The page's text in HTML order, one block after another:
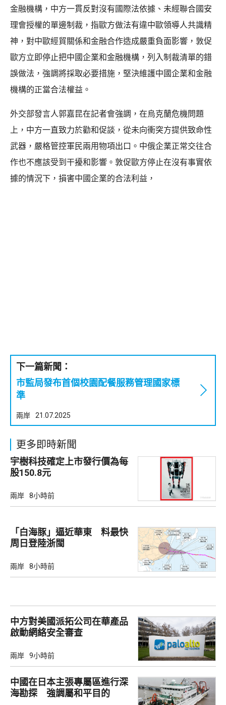
金融機構，中方一貫反對沒有國際法依據、未經聯合國安
理會授權的單邊制裁，指歐方做法有違中歐領導人共識精
神，對中歐經貿關係和金融合作造成嚴重負面影響，敦促
歐方立即停止把中國企業和金融機構，列入制裁清單的錯
誤做法，強調將採取必要措施，堅決維護中國企業和金融
機構的正當合法權益。
外交部發言人郭嘉昆在記者會強調，在烏克蘭危機問題
上，中方一直致力於勸和促談，從未向衝突方提供致命性
武器，嚴格管控軍民兩用物項出口。中俄企業正常交往合
作也不應該受到干擾和影響。敦促歐方停止在沒有事實依
據的情況下，損害中國企業的合法利益，
下一篇新聞：
市監局發布首個校園配餐服務管理國家標
準
兩岸 21.07.2025
更多即時新聞
宇樹科技確定上市發行價為每
股150.8元
兩岸 8小時前
「白海豚」逼近華東 料最快
周日登陸浙閩
兩岸 8小時前
中方對美國派拓公司在華產品
啟動網絡安全審查
兩岸 9小時前
中國在日本主張專屬區進行深
海勘探 強調屬和平目的